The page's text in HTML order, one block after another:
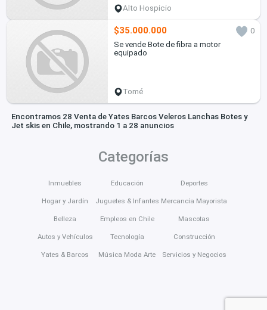
Alto Hospicio
$35.000.000
0
Se vende Bote de fibra a motor
equipado
Tomé
Encontramos 28 Venta de Yates Barcos Veleros Lanchas Botes y
Jet skis en Chile, mostrando 1 a 28 anuncios
Categorías
Inmuebles
Hogar y Jardín
Belleza
Autos y Vehículos
Yates & Barcos
Educación
Juguetes & Infantes
Empleos en Chile
Tecnología
Música Moda Arte
Deportes
Mercancía Mayorista
Mascotas
Construcción
Servicios y Negocios